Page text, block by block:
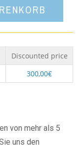
Discounted price
300,00€
von mehr als 5
uns den